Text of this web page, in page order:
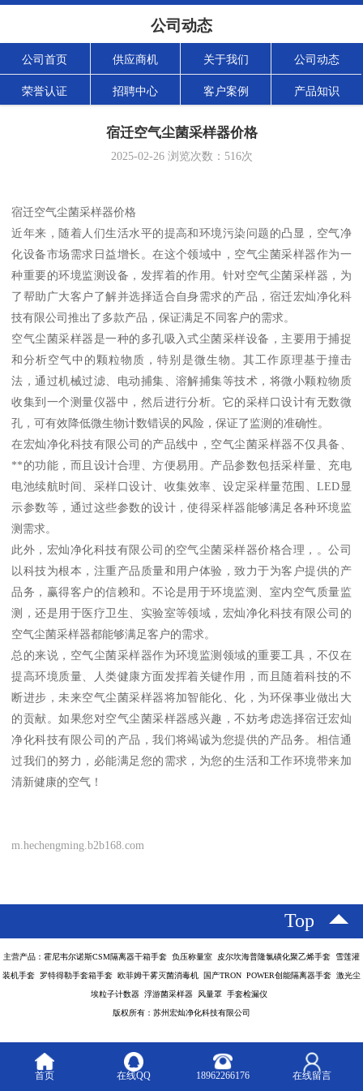
公司动态
公司首页 供应商机 关于我们 公司动态
荣誉认证 招聘中心 客户案例 产品知识
宿迁空气尘菌采样器价格
2025-02-26浏览次数： 516次
宿迁空气尘菌采样器价格
近年来，随着人们生活水平的提高和环境污染问题的凸显，空气净
化设备市场需求日益增长。在这个领域中，空气尘菌采样器作为一
种重要的环境监测设备，发挥着的作用。针对空气尘菌采样器，为
了帮助广大客户了解并选择适合自身需求的产品，宿迁宏灿净化科
技有限公司推出了多款产品，保证满足不同客户的需求。
空气尘菌采样器是一种的多孔吸入式尘菌采样设备，主要用于捕捉
和分析空气中的颗粒物质，特别是微生物。其工作原理基于撞击
法，通过机械过滤、电动捕集、溶解捕集等技术，将微小颗粒物质
收集到一个测量仪器中，然后进行分析。它的采样口设计有无数微
孔，可有效降低微生物计数错误的风险，保证了监测的准确性。
在宏灿净化科技有限公司的产品线中，空气尘菌采样器不仅具备、
**的功能，而且设计合理、方便易用。产品参数包括采样量、充电
电池续航时间、采样口设计、收集效率、设定采样量范围、LED显
示参数等，通过这些参数的设计，使得采样器能够满足各种环境监
测需求。
此外，宏灿净化科技有限公司的空气尘菌采样器价格合理，。公司
以科技为根本，注重产品质量和用户体验，致力于为客户提供的产
品务，赢得客户的信赖和。不论是用于环境监测、室内空气质量监
测，还是用于医疗卫生、实验室等领域，宏灿净化科技有限公司的
空气尘菌采样器都能够满足客户的需求。
总的来说，空气尘菌采样器作为环境监测领域的重要工具，不仅在
提高环境质量、人类健康方面发挥着关键作用，而且随着科技的不
断进步，未来空气尘菌采样器将加智能化、化，为环保事业做出大
的贡献。如果您对空气尘菌采样器感兴趣，不妨考虑选择宿迁宏灿
净化科技有限公司的产品，我们将竭诚为您提供的产品务。相信通
过我们的努力，必能满足您的需求，为您的生活和工作环境带来加
清新健康的空气！
m.hechengming.b2b168.com
Top
主营产品：霍尼韦尔诺斯CSM隔离器干箱手套 负压称量室 皮尔坎海普隆氯磺化聚乙烯手套 雪莲灌
装机手套 罗特得勒手套箱手套 欧菲姆干雾灭菌消毒机 国产TRON POWER创能隔离器手套 激光尘
埃粒子计数器 浮游菌采样器 风量罩 手套检漏仪
版权所有：苏州宏灿净化科技有限公司
首页 在线QQ 18962266176 在线留言